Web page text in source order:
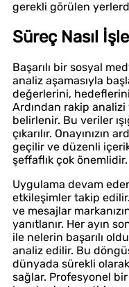
gerekli görülen
Süreç Nasıl
Başarılı bir sosyal
analiz aşamasıyla
değerlerini,
Ardından rakip analizi
belirlenir. Bu veriler
çıkarılır. Onayınızın
geçilir ve düzenli
şeffaflık çok önemlidir.
Uygulama devam
etkileşimler takip
ve mesajlar
yanıtlanır. Her ayın
ile nelerin başarılı
analiz edilir. Bu
dünyada sürekli
sağlar. Profesyonel bir